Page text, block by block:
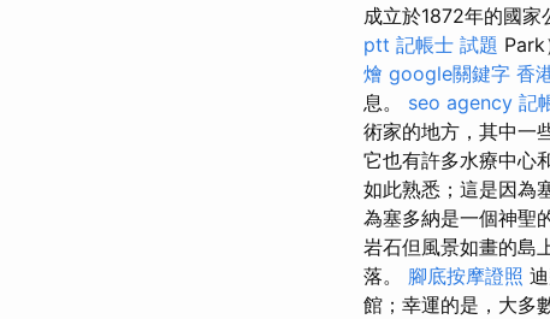
成立於1872年的國
ptt 記帳士 試題 Park
燴 google關鍵字 香
息。 seo agency 記
術家的地方，其中一
它也有許多水療中心
如此熟悉；這是因為
為塞多納是一個神聖
岩石但風景如畫的島
落。 腳底按摩證照
館；幸運的是，大多